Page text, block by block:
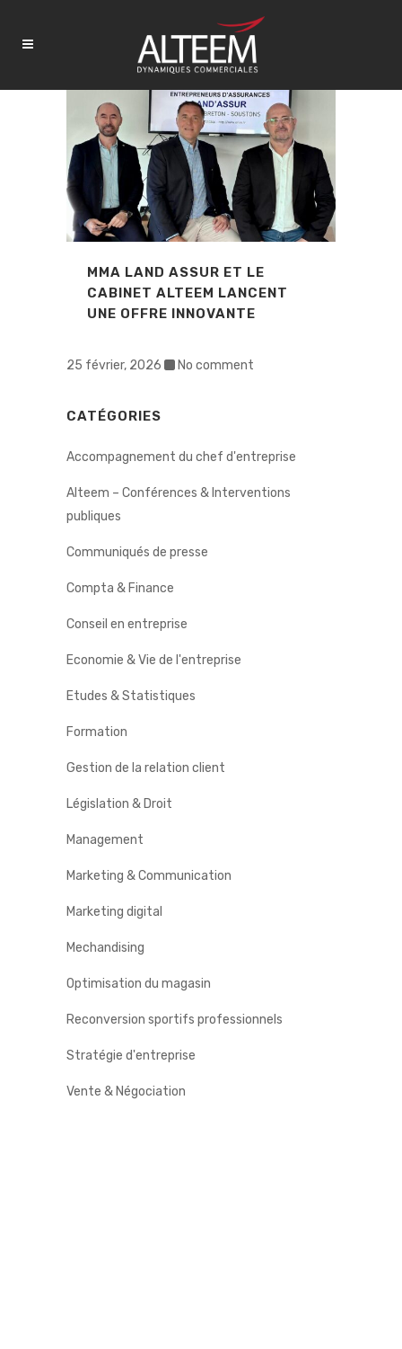
MMA LAND ASSUR ET LE
CABINET ALTEEM LANCENT
UNE OFFRE INNOVANTE
25 février, 2026 No comment
CATÉGORIES
Accompagnement du chef d'entreprise
Alteem – Conférences & Interventions
publiques
Communiqués de presse
Compta & Finance
Conseil en entreprise
Economie & Vie de l'entreprise
Etudes & Statistiques
Formation
Gestion de la relation client
Législation & Droit
Management
Marketing & Communication
Marketing digital
Mechandising
Optimisation du magasin
Reconversion sportifs professionnels
Stratégie d'entreprise
Vente & Négociation